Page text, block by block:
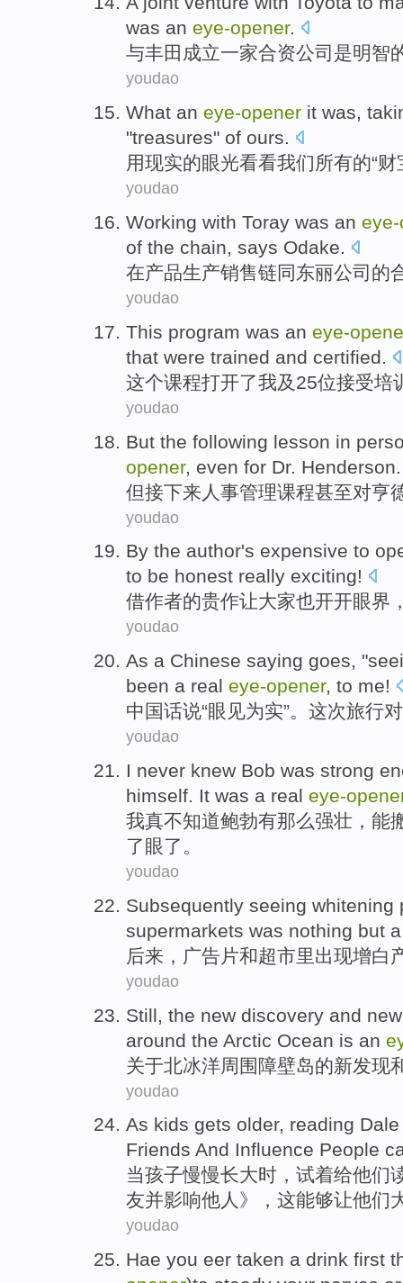
was an eye-opener.
与丰田 成立一家合资公司 是明智
youdao
What an eye-opener it was,
"treasures" of ours.
用现实的眼光看看我们所有的“财
youdao
Working with Toray was an
of the chain, says Odake.
在产品生产销售链同东丽公司 的
youdao
This program was an eye-
that were trained and certified.
这个课程打开了我及 25位接受培
youdao
But the following lesson in
opener, even for Dr. Henderson
但接下来 人事管理课程甚至对亨
youdao
By the author's expensive to
to be honest really exciting!
借作者的贵作让大家也开开眼界
youdao
As a Chinese saying goes, "
been a real eye-opener, to me!
中国话说“眼见为实”。 这次旅行
youdao
I never knew Bob was strong
himself. It was a real eye-
我真不知道鲍勃有那么强壮 ， 能
了眼了。
youdao
Subsequently seeing whitening
supermarkets was nothing but
后来 ， 广告片和超市里出现增白
youdao
Still the new discovery and
around the Arctic Ocean is an
关于北冰洋周围障壁岛的新发现
youdao
As kids gets older, reading Dale
Friends And Influence People
当孩子慢慢长大时，试着给他们
友并影响他人》，这能够让他们
youdao
Hae you eer taken a drink first